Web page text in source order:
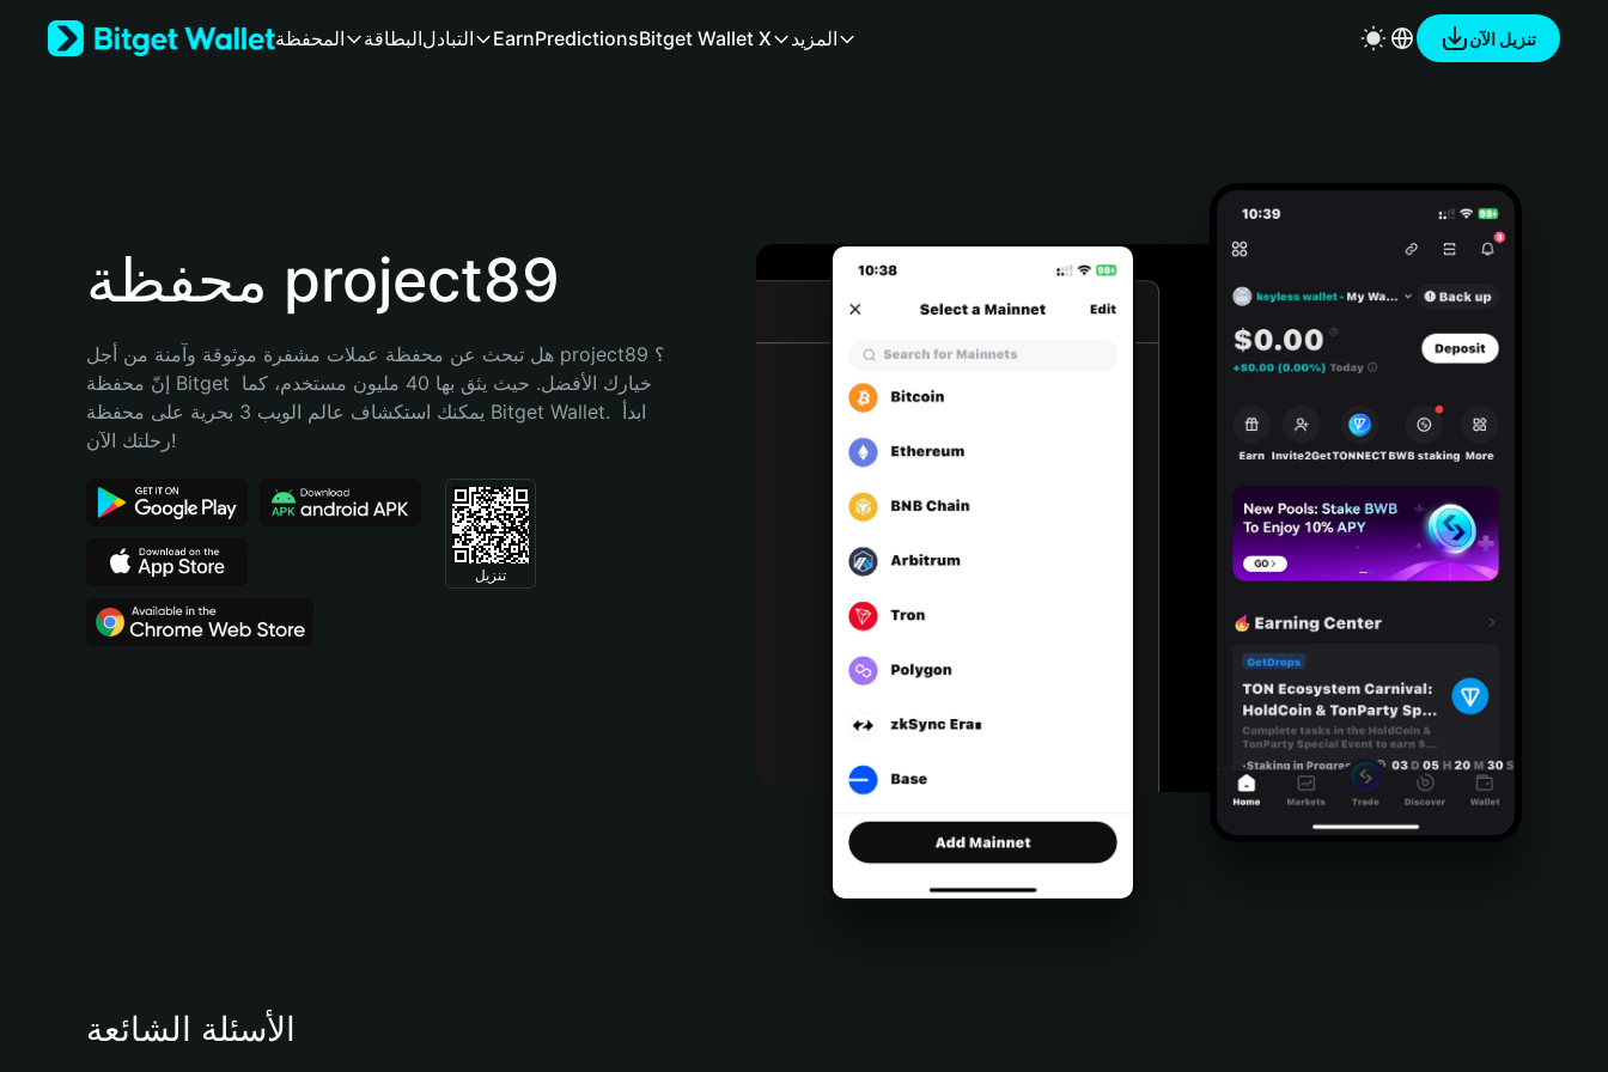
Bahasa Indonesia
Português (Brasil)
المحفظة البطاقةالتبادل EarnPredictionsBitget Wallet X المزيد تنزيل الآن
محفظة project89
هل تبحث عن محفظة عملات مشفرة موثوقة وآمنة من أجل project89؟
إنّ محفظة Bitget خيارك الأفضل. حيث يثق بها 40 مليون مستخدم، كما
يمكنك استكشاف عالم الويب 3 بحرية على محفظة Bitget Wallet. ابدأ
رحلتك الآن!
تنزيل
الأسئلة الشائعة